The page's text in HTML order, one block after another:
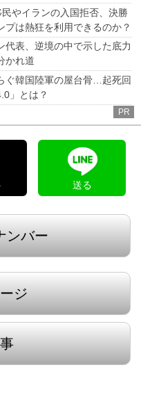
やイランの入国拒否、決勝
は熱狂を利用できるのか？
代表、逆境の中で示した底力
かれ道
ぐ韓国陸軍の屋台骨…起死回
」とは？
PR
送る
ンバー
ジ